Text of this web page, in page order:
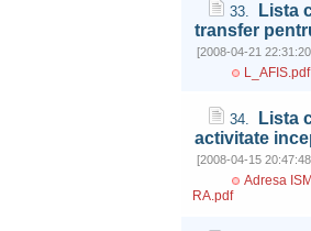
33.
Lista
transfer
[2008-04-21
L_AFIS.pdf
34.
Lista
activitate
[2008-04-15
Adresa
RA.pdf